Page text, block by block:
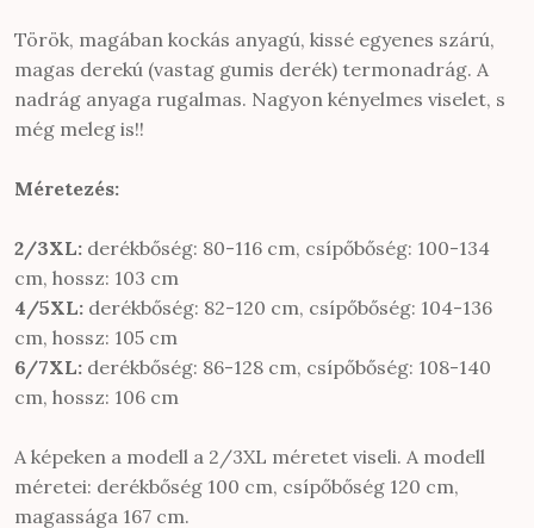
Török, magában kockás anyagú, kissé egyenes szárú,
magas derekú (vastag gumis derék) termonadrág. A
nadrág anyaga rugalmas. Nagyon kényelmes viselet, s
még meleg is!!
Méretezés:
2/3XL: derékbőség: 80-116 cm, csípőbőség: 100-134
cm, hossz: 103 cm
4/5XL: derékbőség: 82-120 cm, csípőbőség: 104-136
cm, hossz: 105 cm
6/7XL: derékbőség: 86-128 cm, csípőbőség: 108-140
cm, hossz: 106 cm
A képeken a modell a 2/3XL méretet viseli. A modell
méretei: derékbőség 100 cm, csípőbőség 120 cm,
magassága 167 cm.